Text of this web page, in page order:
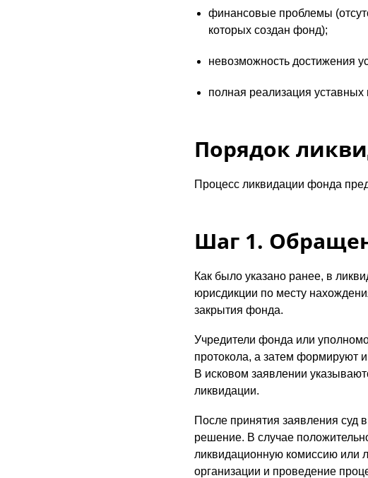
финансовые проблемы
которых создан фонд);
невозможность достижения
полная реализация
Порядок
Процесс ликвидации фонда
Шаг 1.
Как было указано ранее, в
юрисдикции по месту
закрытия фонда.
Учредители фонда или
протокола, а затем формируют
В исковом заявлении
ликвидации.
После принятия заявления суд
решение. В случае
ликвидационную комиссию или
организации и проведение